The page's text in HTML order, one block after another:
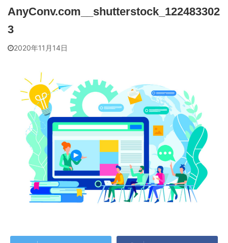
AnyConv.com__shutterstock_122483302
3
2020年11月14日